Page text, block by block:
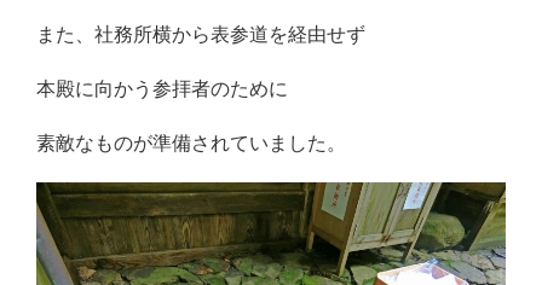
また、社務所横から表参道を経由せず
本殿に向かう参拝者のために
素敵なものが準備されていました。